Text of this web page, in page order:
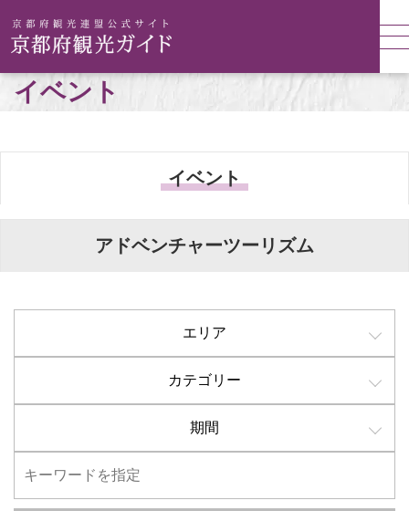
イベント
イベント
アドベンチャーツーリズム
エリア
カテゴリー
期間